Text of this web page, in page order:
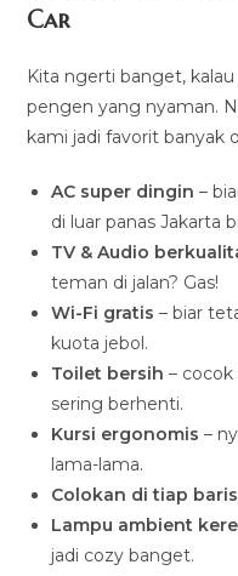
Car
Kita ngerti banget,
pengen yang nyaman.
kami jadi favorit banyak
AC super dingin –
di luar panas Jakarta
TV & Audio
teman di jalan? Gas!
Wi-Fi gratis – biar
kuota jebol.
Toilet bersih –
sering berhenti.
Kursi ergonomis –
lama-lama.
Colokan di tiap
Lampu ambient
jadi cozy banget.